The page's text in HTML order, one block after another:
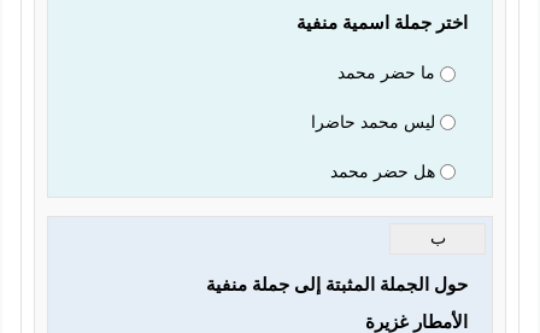
اختر جملة اسمية منفية
ما حضر محمد
ليس محمد حاضرا
هل حضر محمد
ب
حول الجملة المثبتة إلى جملة منفية
الأمطار غزيرة